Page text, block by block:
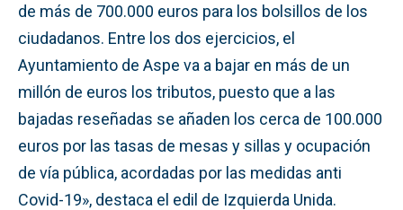
de más de 700.000 euros para los bolsillos de los
ciudadanos. Entre los dos ejercicios, el
Ayuntamiento de Aspe va a bajar en más de un
millón de euros los tributos, puesto que a las
bajadas reseñadas se añaden los cerca de 100.000
euros por las tasas de mesas y sillas y ocupación
de vía pública, acordadas por las medidas anti
Covid-19», destaca el edil de Izquierda Unida.